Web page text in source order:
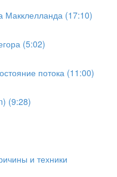
Макклелланда (17:10)
(5:02)
потока (11:00)
(9:28)
и техники